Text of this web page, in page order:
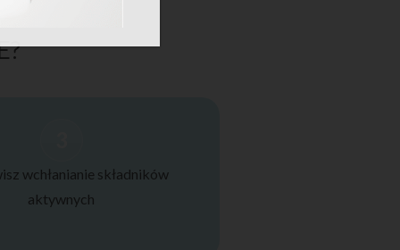
wchłanianie składników
aktywnych